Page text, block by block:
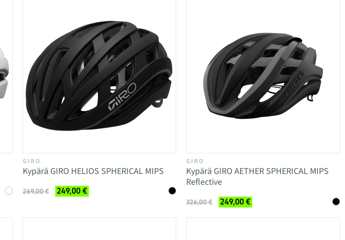
GIRO
Kypärä GIRO HELIOS SPHERICAL MIPS
269,00 € 249,00 €
GIRO
Kypärä GIRO AETHER SPHERICAL MIPS
Reflective
326,00 € 249,00 €